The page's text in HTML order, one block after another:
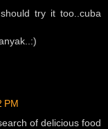
try it too..cuba
PM
of delicious food